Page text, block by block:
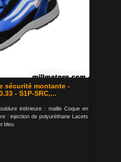
sécurité montante -
- S1P-SRC,...
intérieure : maille Coque en
: injection de polyuréthane Lacets
bleu